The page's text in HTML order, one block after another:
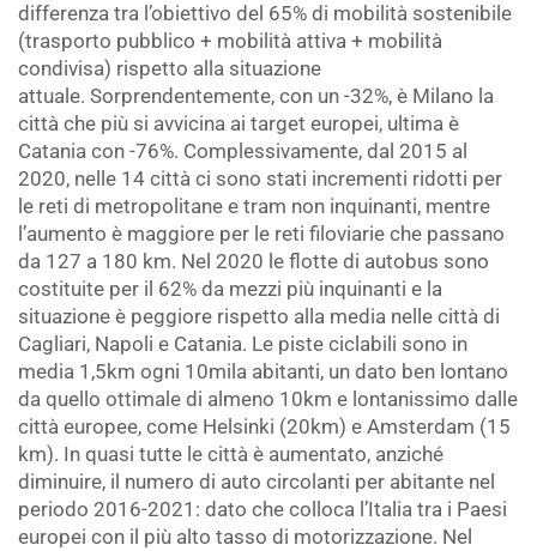
differenza tra l’obiettivo del 65% di mobilità sostenibile
(trasporto pubblico + mobilità attiva + mobilità
condivisa) rispetto alla situazione
attuale. Sorprendentemente, con un -32%, è Milano la
città che più si avvicina ai target europei, ultima è
Catania con -76%. Complessivamente, dal 2015 al
2020, nelle 14 città ci sono stati incrementi ridotti per
le reti di metropolitane e tram non inquinanti, mentre
l’aumento è maggiore per le reti filoviarie che passano
da 127 a 180 km. Nel 2020 le flotte di autobus sono
costituite per il 62% da mezzi più inquinanti e la
situazione è peggiore rispetto alla media nelle città di
Cagliari, Napoli e Catania. Le piste ciclabili sono in
media 1,5km ogni 10mila abitanti, un dato ben lontano
da quello ottimale di almeno 10km e lontanissimo dalle
città europee, come Helsinki (20km) e Amsterdam (15
km). In quasi tutte le città è aumentato, anziché
diminuire, il numero di auto circolanti per abitante nel
periodo 2016-2021: dato che colloca l’Italia tra i Paesi
europei con il più alto tasso di motorizzazione. Nel